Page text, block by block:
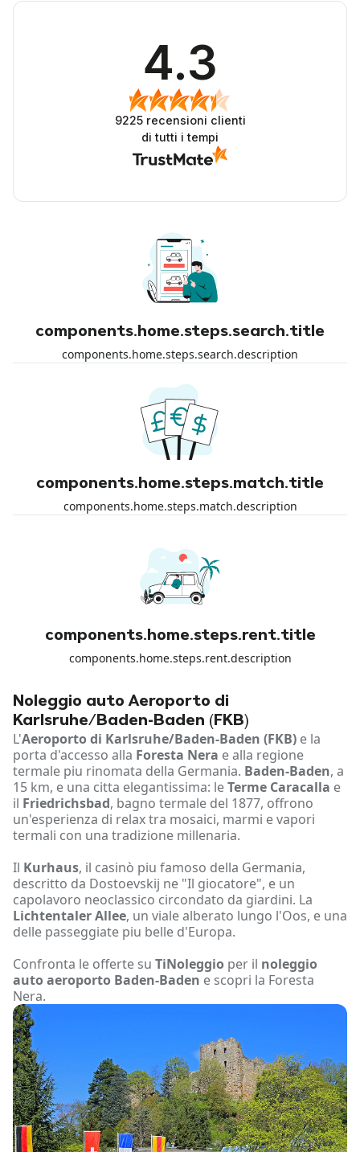
4.3
9225recensioni clienti
di tutti i tempi
components.home.steps.search.title
components.home.steps.search.description
components.home.steps.match.title
components.home.steps.match.description
components.home.steps.rent.title
components.home.steps.rent.description
Noleggio auto Aeroporto di
Karlsruhe/Baden-Baden (FKB)
L'Aeroporto di Karlsruhe/Baden-Baden (FKB) e la
porta d'accesso alla Foresta Nera e alla regione
termale piu rinomata della Germania. Baden-Baden, a
15 km, e una citta elegantissima: leTerme Caracalla e
il Friedrichsbad, bagno termale del 1877, offrono
un'esperienza di relax tra mosaici, marmi e vapori
termali con una tradizione millenaria.
Il Kurhaus, il casinò piu famoso della Germania,
descritto da Dostoevskij ne "Il giocatore", e un
capolavoro neoclassico circondato da giardini. La
Lichtentaler Allee, un viale alberato lungo l'Oos, e una
delle passeggiate piu belle d'Europa.
Confronta le offerte su TiNoleggio per il noleggio
auto aeroporto Baden-Baden e scopri la Foresta
Nera.